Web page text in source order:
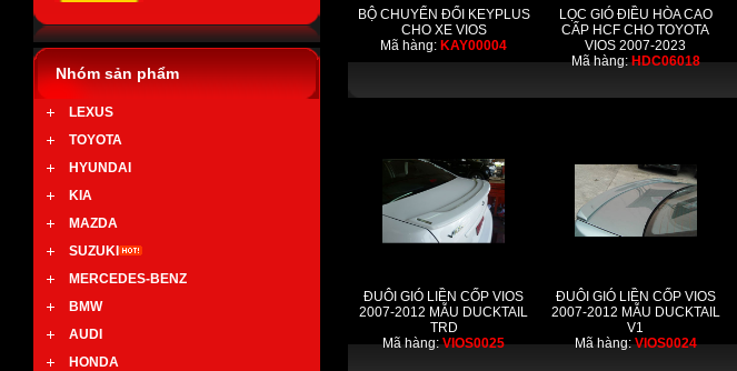
Nhóm sản phẩm
LEXUS
TOYOTA
HYUNDAI
KIA
MAZDA
SUZUKI
MERCEDES-BENZ
BMW
AUDI
HONDA
BỘ CHUYỂN ĐỔI KEYPLUS
CHO XE VIOS
Mã hàng: KAY00004
LỌC GIÓ ĐIỀU HÒA CAO
CẤP HCF CHO TOYOTA
VIOS 2007-2023
Mã hàng:HDC06018
ĐUÔI GIÓ LIỀN CỐP VIOS
2007-2012 MẪU DUCKTAIL
TRD
Mã hàng:VIOS0025
ĐUÔI GIÓ LIỀN CỐP VIOS
2007-2012 MẪU DUCKTAIL
V1
Mã hàng:VIOS0024